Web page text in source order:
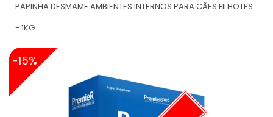
PAPINHA DESMAME AMBIENTES INTERNOS PARA CÃES FILHOTES
- 1KG
-15%